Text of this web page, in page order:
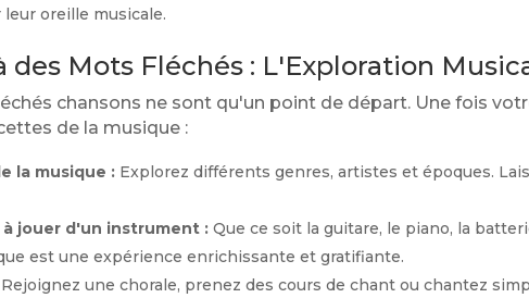
oreille musicale.
des Mots Fléchés : L'Exploration
chansons ne sont qu'un point de départ. Une fois
de la musique :
la musique : Explorez différents genres, artistes et époques.
jouer d'un instrument : Que ce soit la guitare, le piano, la
est une expérience enrichissante et gratifiante.
Rejoignez une chorale, prenez des cours de chant ou chantez